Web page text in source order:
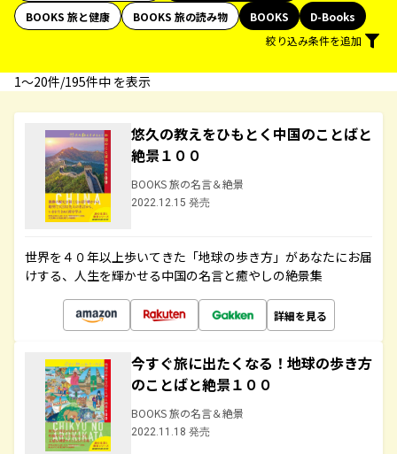
BOOKS 旅と健康
BOOKS 旅の読み物 BOOKS
D-Books
絞り込み条件を追加
1〜20件/195件中 を表示
悠久の教えをひもとく中国のことばと
絶景１００
BOOKS 旅の名言＆絶景
2022.12.15 発売
世界を４０年以上歩いてきた「地球の歩き方」があなたにお届
けする、人生を輝かせる中国の名言と癒やしの絶景集
詳細を見る
今すぐ旅に出たくなる！地球の歩き方
のことばと絶景１００
BOOKS 旅の名言＆絶景
2022.11.18 発売